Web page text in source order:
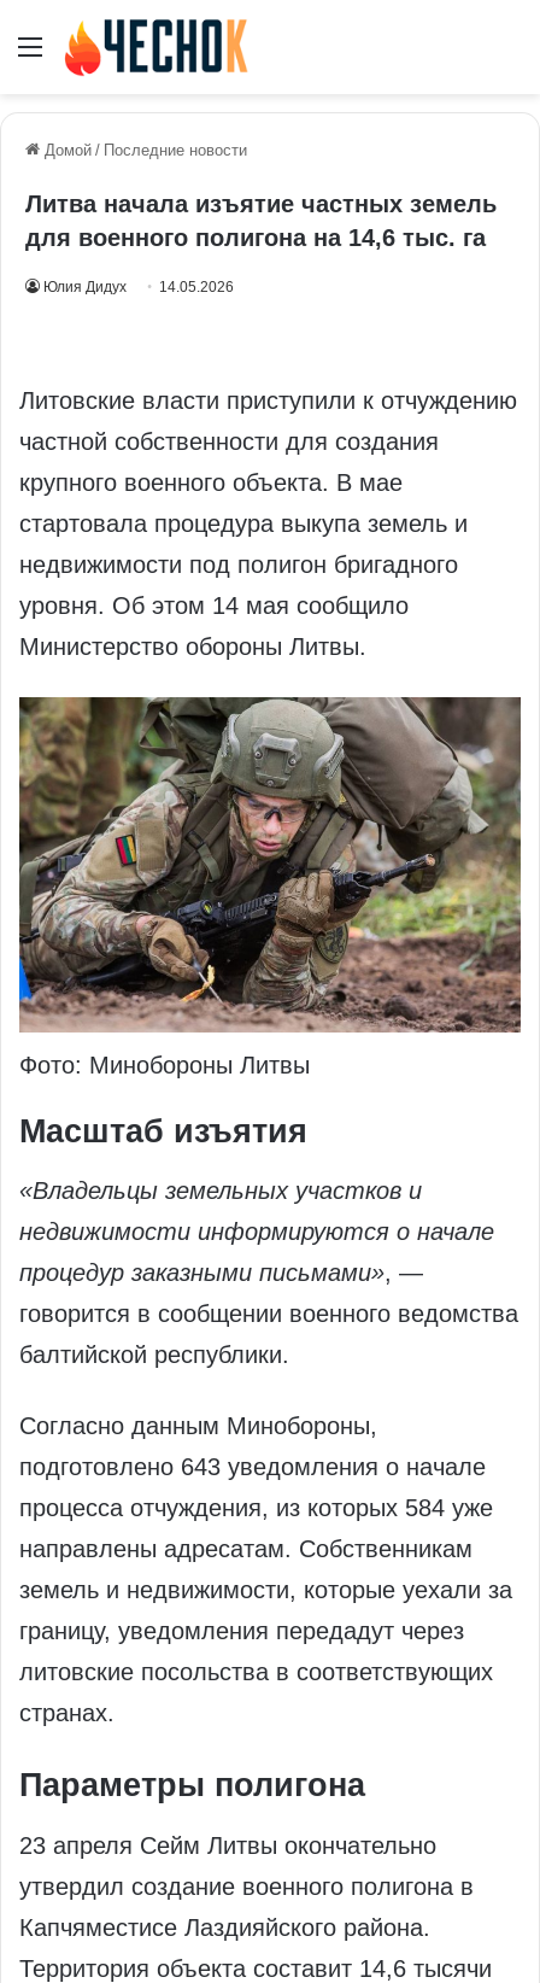
Меню
Домой / Последние новости
Литва начала изъятие частных земель
для военного полигона на 14,6 тыс. га
Юлия Дидух 14.05.2026
Литовские власти приступили к отчуждению
частной собственности для создания
крупного военного объекта. В мае
стартовала процедура выкупа земель и
недвижимости под полигон бригадного
уровня. Об этом 14 мая сообщило
Министерство обороны Литвы.
Фото: Минобороны Литвы
Масштаб изъятия
«Владельцы земельных участков и
недвижимости информируются о начале
процедур заказными письмами», —
говорится в сообщении военного ведомства
балтийской республики.
Согласно данным Минобороны,
подготовлено 643 уведомления о начале
процесса отчуждения, из которых 584 уже
направлены адресатам. Собственникам
земель и недвижимости, которые уехали за
границу, уведомления передадут через
литовские посольства в соответствующих
странах.
Параметры полигона
23 апреля Сейм Литвы окончательно
утвердил создание военного полигона в
Капчяместисе Лаздияйского района.
Территория объекта составит 14,6 тысячи